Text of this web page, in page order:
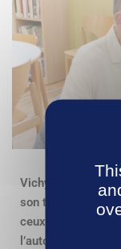
Vichy
son territoire,
ceux qui le
l’autonomie